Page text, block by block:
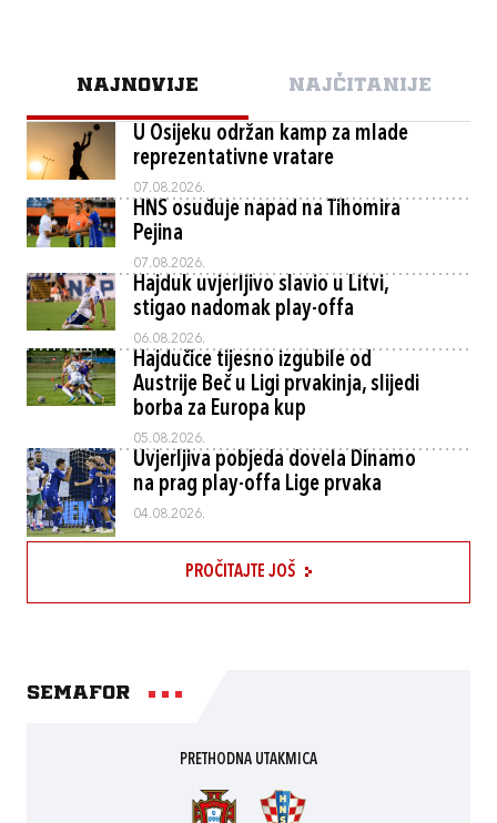
NAJNOVIJE NAJČITANIJE
U Osijeku održan kamp za mlade
reprezentativne vratare
07.08.2026.
HNS osuđuje napad na Tihomira
Pejina
07.08.2026.
Hajduk uvjerljivo slavio u Litvi,
stigao nadomak play-offa
06.08.2026.
Hajdučice tijesno izgubile od
Austrije Beč u Ligi prvakinja, slijedi
borba za Europa kup
05.08.2026.
Uvjerljiva pobjeda dovela Dinamo
na prag play-offa Lige prvaka
04.08.2026.
PROČITAJTE JOŠ
Semafor
PRETHODNA UTAKMICA